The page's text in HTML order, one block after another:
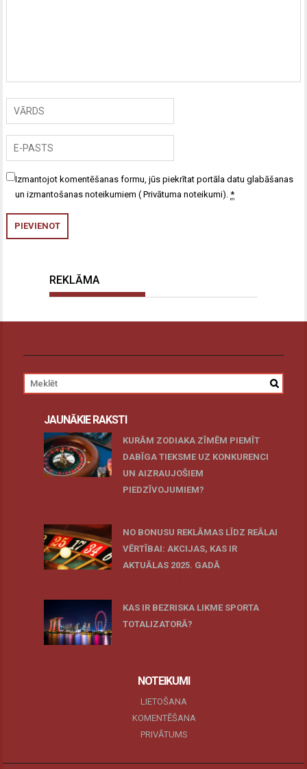
Izmantojot komentēšanas formu, jūs piekrītat portāla datu glabāšanas
un izmantošanas noteikumiem ( Privātuma noteikumi).*
REKLĀMA
JAUNĀKIE RAKSTI
KURĀM ZODIAKA ZĪMĒM PIEMĪT
DABĪGA TIEKSME UZ KONKURENCI
UN AIZRAUJOŠIEM
PIEDZĪVOJUMIEM?
NO BONUSU REKLĀMAS LĪDZ REĀLAI
VĒRTĪBAI: AKCIJAS, KAS IR
AKTUĀLAS 2025. GADĀ
KAS IR BEZRISKA LIKME SPORTA
TOTALIZATORĀ?
NOTEIKUMI
LIETOŠANA
KOMENTĒŠANA
PRIVĀTUMS